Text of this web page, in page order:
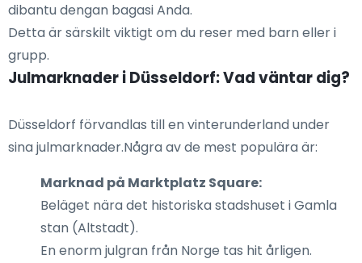
dibantu dengan bagasi Anda.
Detta är särskilt viktigt om du reser med barn eller i
grupp.
Julmarknader i Düsseldorf: Vad väntar dig?
Düsseldorf förvandlas till en vinterunderland under
sina julmarknader.Några av de mest populära är:
Marknad på Marktplatz Square:
Beläget nära det historiska stadshuset i Gamla
stan (Altstadt).
En enorm julgran från Norge tas hit årligen.